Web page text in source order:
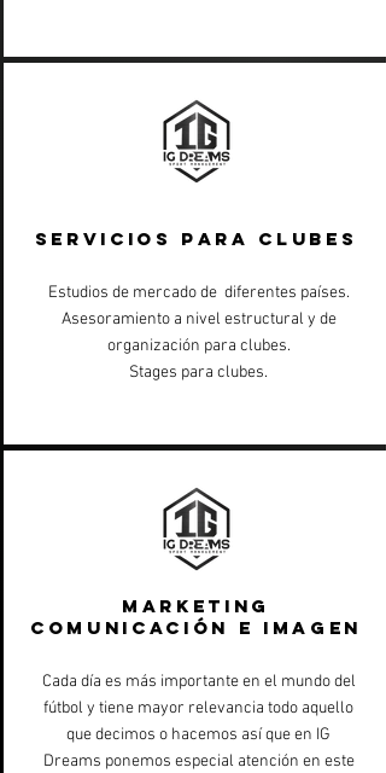
SERVICIOS PARA CLUBES
Estudios de mercado de diferentes países.
Asesoramiento a nivel estructural y de
organización para clubes.
Stages para clubes.
MARKETING
COMUNICACIÓN E IMAGEN
Cada día es más importante en el mundo del
fútbol y tiene mayor relevancia todo aquello
que decimos o hacemos así que en IG
Dreams ponemos especial atención en este